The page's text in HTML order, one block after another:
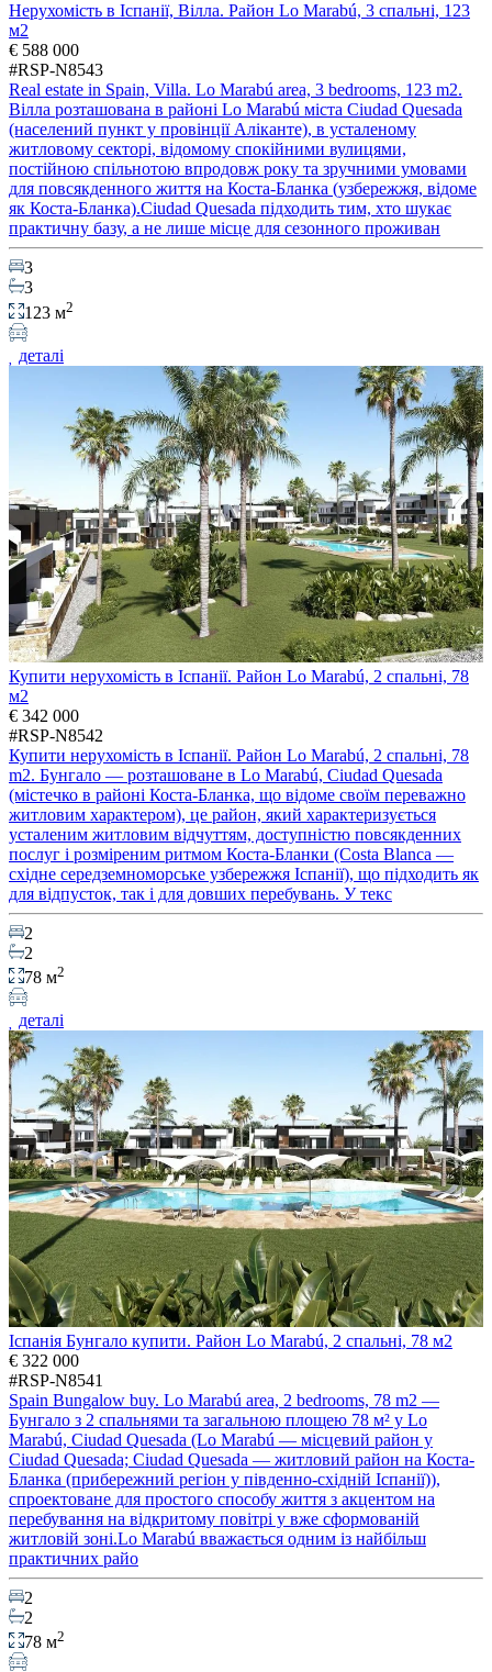
Нерухомість в Іспанії, Вілла. Район Lo Marabú, 3 спальні, 123
м2
€ 588 000
#RSP-N8543
Real estate in Spain, Villa. Lo Marabú area, 3 bedrooms, 123 m2.
Вілла розташована в районі Lo Marabú міста Ciudad Quesada
(населений пункт у провінції Аліканте), в усталеному
житловому секторі, відомому спокійними вулицями,
постійною спільнотою впродовж року та зручними умовами
для повсякденного життя на Коста-Бланка (узбережжя, відоме
як Коста-Бланка).Ciudad Quesada підходить тим, хто шукає
практичну базу, а не лише місце для сезонного проживан
3
3
123 м2
деталі
Купити нерухомість в Іспанії. Район Lo Marabú, 2 спальні, 78
м2
€ 342 000
#RSP-N8542
Купити нерухомість в Іспанії. Район Lo Marabú, 2 спальні, 78
m2. Бунгало — розташоване в Lo Marabú, Ciudad Quesada
(містечко в районі Коста-Бланка, що відоме своїм переважно
житловим характером), це район, який характеризується
усталеним житловим відчуттям, доступністю повсякденних
послуг і розміреним ритмом Коста-Бланки (Costa Blanca —
східне середземноморське узбережжя Іспанії), що підходить як
для відпусток, так і для довших перебувань. У текс
2
2
78 м2
деталі
Іспанія Бунгало купити. Район Lo Marabú, 2 спальні, 78 м2
€ 322 000
#RSP-N8541
Spain Bungalow buy. Lo Marabú area, 2 bedrooms, 78 m2 —
Бунгало з 2 спальнями та загальною площею 78 м² у Lo
Marabú, Ciudad Quesada (Lo Marabú — місцевий район у
Ciudad Quesada; Ciudad Quesada — житловий район на Коста-
Бланка (прибережний регіон у південно-східній Іспанії)),
спроектоване для простого способу життя з акцентом на
перебування на відкритому повітрі у вже сформованій
житловій зоні.Lo Marabú вважається одним із найбільш
практичних райо
2
2
78 м2